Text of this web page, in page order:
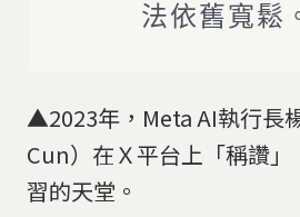
法依舊寬鬆
▲2023年，Meta AI執行長
Cun）在Ｘ平台上「稱讚
習的天堂。